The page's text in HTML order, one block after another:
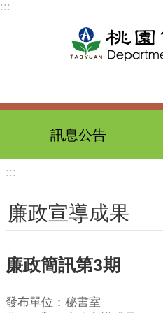
跳到主要內容區塊
:::
訊息公告
:::
廉政宣導成果
廉政簡訊第3期
發布單位：秘書室